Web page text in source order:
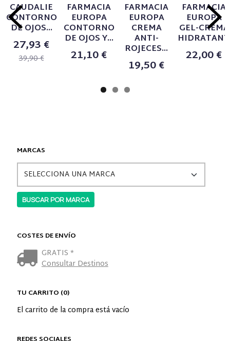
MARCAS
COSTES DE ENVÍO
GRATIS *
Consultar Destinos
TU CARRITO (0)
El carrito de la compra está vacío
CAUDALIE
CONTORNO
DE OJOS...
27,93 €
39,90 €
FARMACIA
EUROPA
CONTORNO
DE OJOS Y...
21,10 €
FARMACIA
EUROPA
CREMA
ANTI-
ROJECES...
19,50 €
FARMACIA
EUROPA
GEL-CREMA
22,00 €